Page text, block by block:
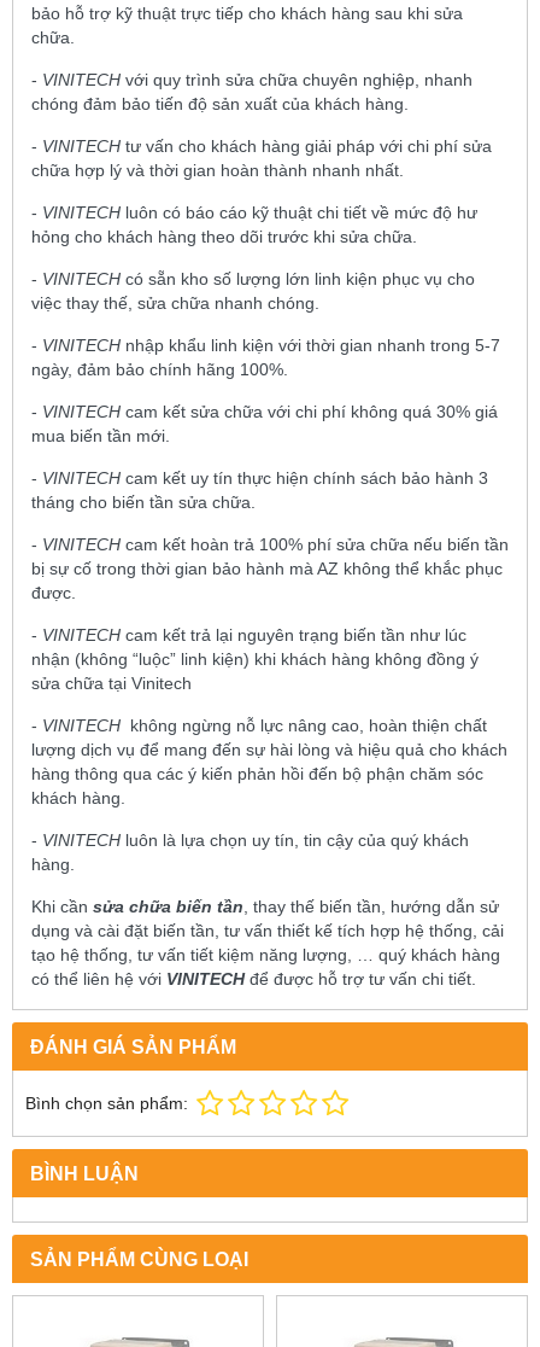
bảo hỗ trợ kỹ thuật trực tiếp cho khách hàng sau khi sửa
chữa.
- VINITECH với quy trình sửa chữa chuyên nghiệp, nhanh
chóng đảm bảo tiến độ sản xuất của khách hàng.
- VINITECH tư vấn cho khách hàng giải pháp với chi phí sửa
chữa hợp lý và thời gian hoàn thành nhanh nhất.
- VINITECH luôn có báo cáo kỹ thuật chi tiết về mức độ hư
hỏng cho khách hàng theo dõi trước khi sửa chữa.
- VINITECH có sẵn kho số lượng lớn linh kiện phục vụ cho
việc thay thế, sửa chữa nhanh chóng.
- VINITECH nhập khẩu linh kiện với thời gian nhanh trong 5-7
ngày, đảm bảo chính hãng 100%.
- VINITECH cam kết sửa chữa với chi phí không quá 30% giá
mua biến tần mới.
- VINITECH cam kết uy tín thực hiện chính sách bảo hành 3
tháng cho biến tần sửa chữa.
- VINITECH cam kết hoàn trả 100% phí sửa chữa nếu biến tần
bị sự cố trong thời gian bảo hành mà AZ không thể khắc phục
được.
- VINITECH cam kết trả lại nguyên trạng biến tần như lúc
nhận (không “luộc” linh kiện) khi khách hàng không đồng ý
sửa chữa tại Vinitech
- VINITECH không ngừng nỗ lực nâng cao, hoàn thiện chất
lượng dịch vụ để mang đến sự hài lòng và hiệu quả cho khách
hàng thông qua các ý kiến phản hồi đến bộ phận chăm sóc
khách hàng.
- VINITECH luôn là lựa chọn uy tín, tin cậy của quý khách
hàng.
Khi cần sửa chữa biến tần, thay thế biến tần, hướng dẫn sử
dụng và cài đặt biến tần, tư vấn thiết kế tích hợp hệ thống, cải
tạo hệ thống, tư vấn tiết kiệm năng lượng, … quý khách hàng
có thể liên hệ với VINITECHđể được hỗ trợ tư vấn chi tiết.
ĐÁNH GIÁ SẢN PHẨM
Bình chọn sản phẩm:
BÌNH LUẬN
SẢN PHẨM CÙNG LOẠI